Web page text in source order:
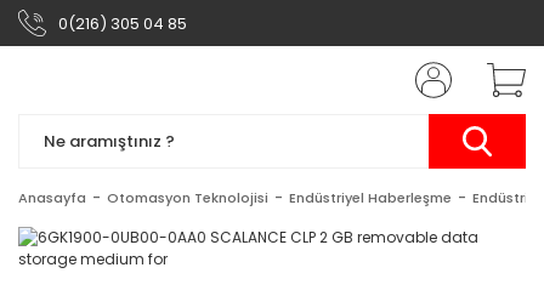
0(216) 305 04 85
Anasayfa Otomasyon Teknolojisi Endüstriyel Haberleşme